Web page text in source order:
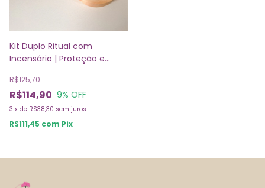
Kit Duplo Ritual com
Incensário | Proteção e
R$114,90
R$125,70
9% OFF
3 x de R$38,30 sem juros
R$111,45 com Pix